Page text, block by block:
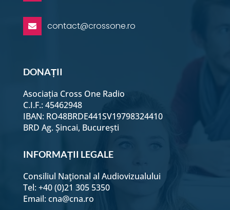
 contact@crossone.ro
DONAȚII
Asociația Cross One Radio
C.I.F.: 45462948
IBAN: RO48BRDE441SV19798324410
BRD Ag. Șincai, București
INFORMAȚII LEGALE
Consiliul Naţional al Audiovizualului
Tel: +40 (0)21 305 5350
Email: cna@cna.ro